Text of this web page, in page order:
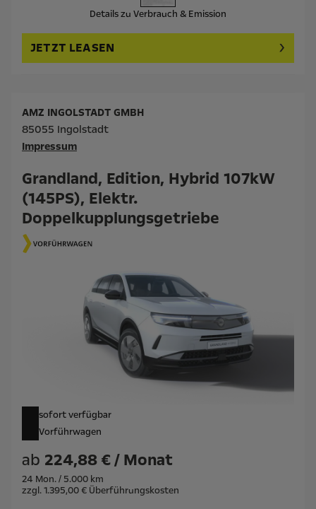
Details zu Verbrauch & Emission
JETZT LEASEN
Grandland, Edition, Hybrid 107kW
(145PS), Elektr.
Doppelkupplungsgetriebe
sofort verfügbar
Vorführwagen
ab 224,88 € / Monat
24 Mon. / 5.000 km
zzgl. 1.395,00 € Überführungskosten
AMZ INGOLSTADT GMBH
85055 Ingolstadt
Impressum